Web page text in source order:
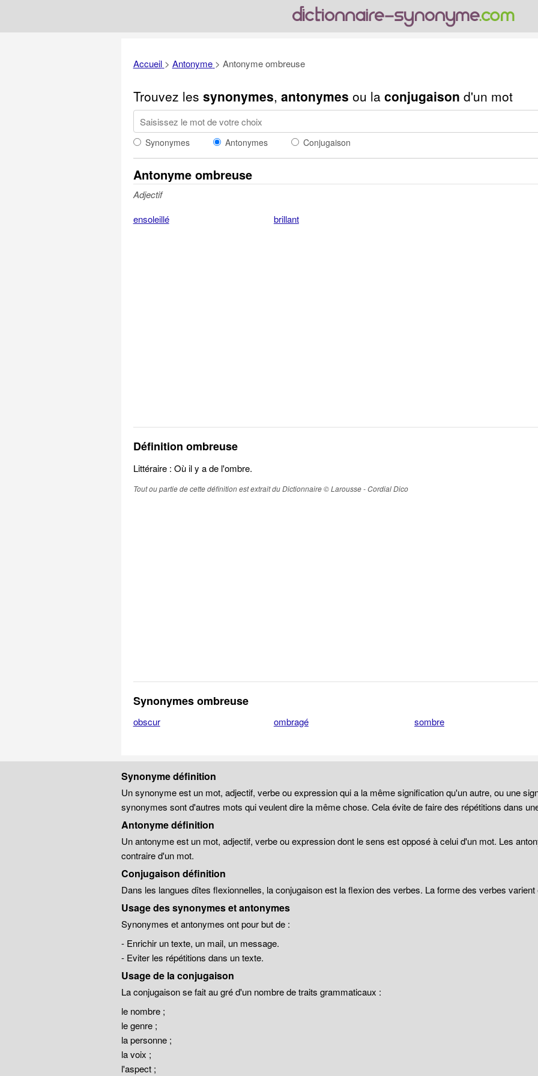
Accueil > Antonyme > Antonyme ombreuse
Trouvez les synonymes, antonymes ou la conjugaison d'un mot
Synonymes Antonymes Conjugaison
Antonyme ombreuse
Adjectif
ensoleillé
brillant
Définition ombreuse
Littéraire : Où il y a de l'ombre.
Tout ou partie de cette définition est extrait du Dictionnaire © Larousse - Cordial Dico
Synonymes ombreuse
obscur ombragé sombre
Synonyme définition
Un synonyme est un mot, adjectif, verbe ou expression qui a la même signification qu'un autre, ou une
synonymes sont d'autres mots qui veulent dire la même chose. Cela évite de faire des répétitions dans
Antonyme définition
Un antonyme est un mot, adjectif, verbe ou expression dont le sens est opposé à celui d'un mot. Les
contraire d'un mot.
Conjugaison définition
Dans les langues dîtes flexionnelles, la conjugaison est la flexion des verbes. La forme des verbes
Usage des synonymes et antonymes
Synonymes et antonymes ont pour but de :
- Enrichir un texte, un mail, un message.
- Eviter les répétitions dans un texte.
Usage de la conjugaison
La conjugaison se fait au gré d'un nombre de traits grammaticaux :
le nombre ;
le genre ;
la personne ;
la voix ;
l'aspect ;